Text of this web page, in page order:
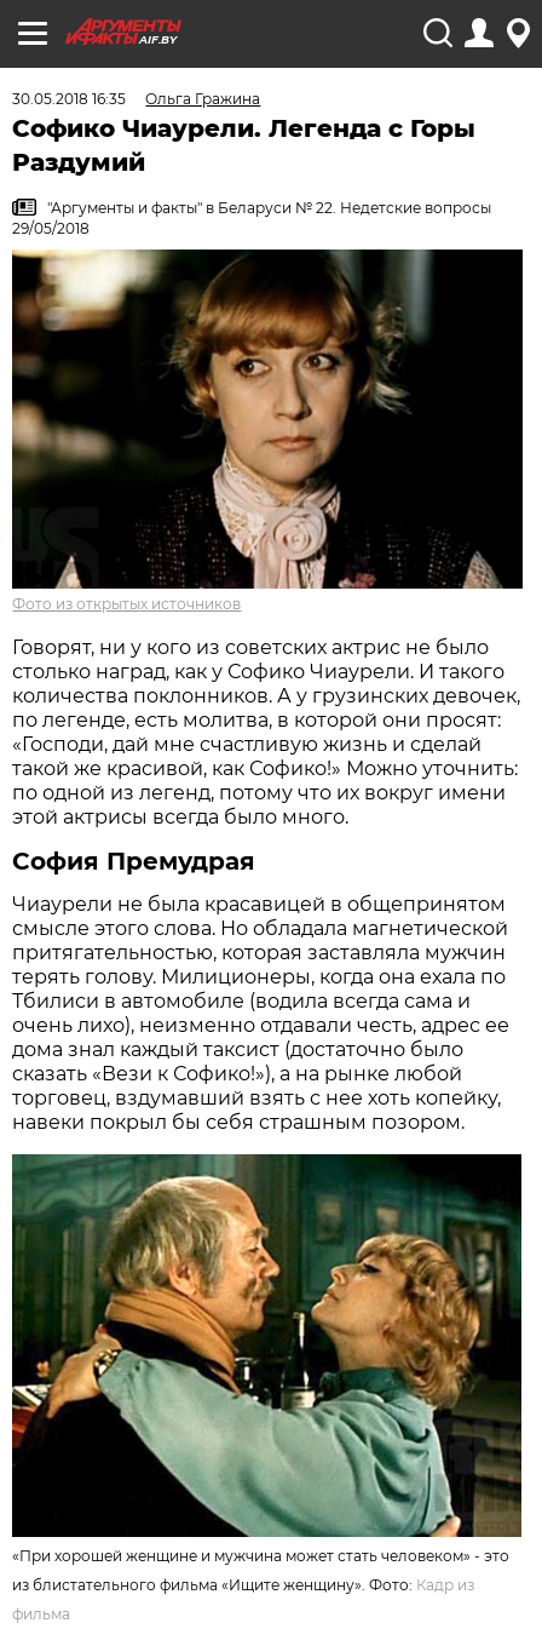
AIF.BY
30.05.2018 16:35 Ольга Гражина
Софико Чиаурели. Легенда с Горы
Раздумий
"Аргументы и факты" в Беларуси № 22. Недетские вопросы
29/05/2018
Фото из открытых источников
Говорят, ни у кого из советских актрис не было
столько наград, как у Софико Чиаурели. И такого
количества поклонников. А у грузинских девочек,
по легенде, есть молитва, в которой они просят:
«Господи, дай мне счастливую жизнь и сделай
такой же красивой, как Софико!» Можно уточнить:
по одной из легенд, потому что их вокруг имени
этой актрисы всегда было много.
София Премудрая
Чиаурели не была красавицей в общепринятом
смысле этого слова. Но обладала магнетической
притягательностью, которая заставляла мужчин
терять голову. Милиционеры, когда она ехала по
Тбилиси в автомобиле (водила всегда сама и
очень лихо), неизменно отдавали честь, адрес ее
дома знал каждый таксист (достаточно было
сказать «Вези к Софико!»), а на рынке любой
торговец, вздумавший взять с нее хоть копейку,
навеки покрыл бы себя страшным позором.
«При хорошей женщине и мужчина может стать человеком» - это
из блистательного фильма «Ищите женщину». Фото: Кадр из
фильма